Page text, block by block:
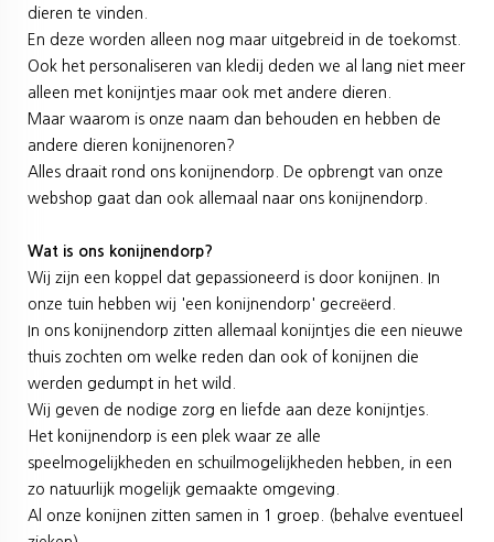
dieren te vinden.
En deze worden alleen nog maar uitgebreid in de toekomst.
Ook het personaliseren van kledij deden we al lang niet meer
alleen met konijntjes maar ook met andere dieren.
Maar waarom is onze naam dan behouden en hebben de
andere dieren konijnenoren?
Alles draait rond ons konijnendorp. De opbrengt van onze
webshop gaat dan ook allemaal naar ons konijnendorp.
Wat is ons konijnendorp?
Wij zijn een koppel dat gepassioneerd is door konijnen. In
onze tuin hebben wij 'een konijnendorp' gecreëerd.
In ons konijnendorp zitten allemaal konijntjes die een nieuwe
thuis zochten om welke reden dan ook of konijnen die
werden gedumpt in het wild.
Wij geven de nodige zorg en liefde aan deze konijntjes.
Het konijnendorp is een plek waar ze alle
speelmogelijkheden en schuilmogelijkheden hebben, in een
zo natuurlijk mogelijk gemaakte omgeving.
Al onze konijnen zitten samen in 1 groep. (behalve eventueel